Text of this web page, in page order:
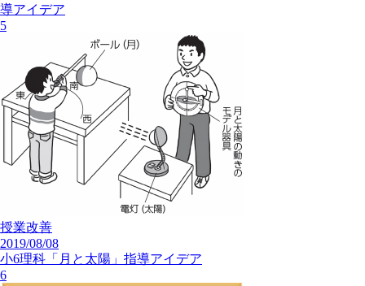
導アイデア
5
授業改善
2019/08/08
小6理科「月と太陽」指導アイデア
6